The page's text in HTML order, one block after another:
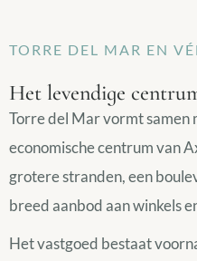
TORRE DEL MAR EN
Het levendige
Torre del Mar vormt samen
economische centrum van
grotere stranden, een
breed aanbod aan winkels
Het vastgoed bestaat